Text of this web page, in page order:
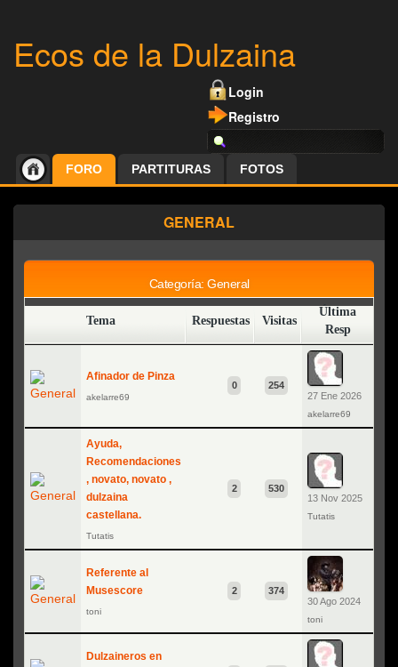
Ecos de la Dulzaina
Login
Registro
FORO PARTITURAS FOTOS
GENERAL
Categoría: General
Nuevo Tema
Tema Respuestas Visitas
Última
Resp
Afinador de Pinza
akelarre69
0
254
27 Ene 2026
akelarre69
Ayuda,
Recomendaciones
, novato, novato ,
dulzaina
castellana.
Tutatis
2
530
13 Nov 2025
Tutatis
Referente al
Musescore
toni
2
374
30 Ago 2024
toni
Dulzaineros en